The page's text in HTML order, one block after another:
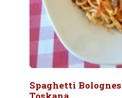
Spaghetti